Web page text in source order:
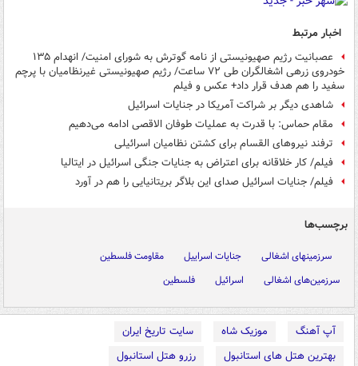
اخبار مرتبط
عصبانیت رژیم صهیونیستی از نامه گوترش به شورای امنیت/ انهدام ۱۳۵
خودروی زرهی اشغالگران طی ۷۲ ساعت/ رژیم صهیونیستی غیرنظامیان با پرچم
سفید را هم هدف قرار داد+ عکس و فیلم
شاهدی دیگر بر شراکت آمریکا در جنایات اسرائیل
مقام حماس: با قدرت به عملیات طوفان الاقصی ادامه می‌دهیم
ترفند نیروهای القسام برای کشتن نظامیان اسرائیلی
فیلم/ کار خلاقانه برای اعتراض به جنایات جنگی اسرائیل در ایتالیا
فیلم/ جنایات اسرائیل صدای این بلاگر بریتانیایی را هم در آورد
برچسب‌ها
سرزمینهای اشغالی جنایات اسراییل
مقاومت فلسطین
سرزمین‌های اشغالی
اسرائیل فلسطین
آپ آهنگ موزیک شاه
سایت تاریخ ایران
بهترین هتل های استانبول
رزرو هتل استانبول